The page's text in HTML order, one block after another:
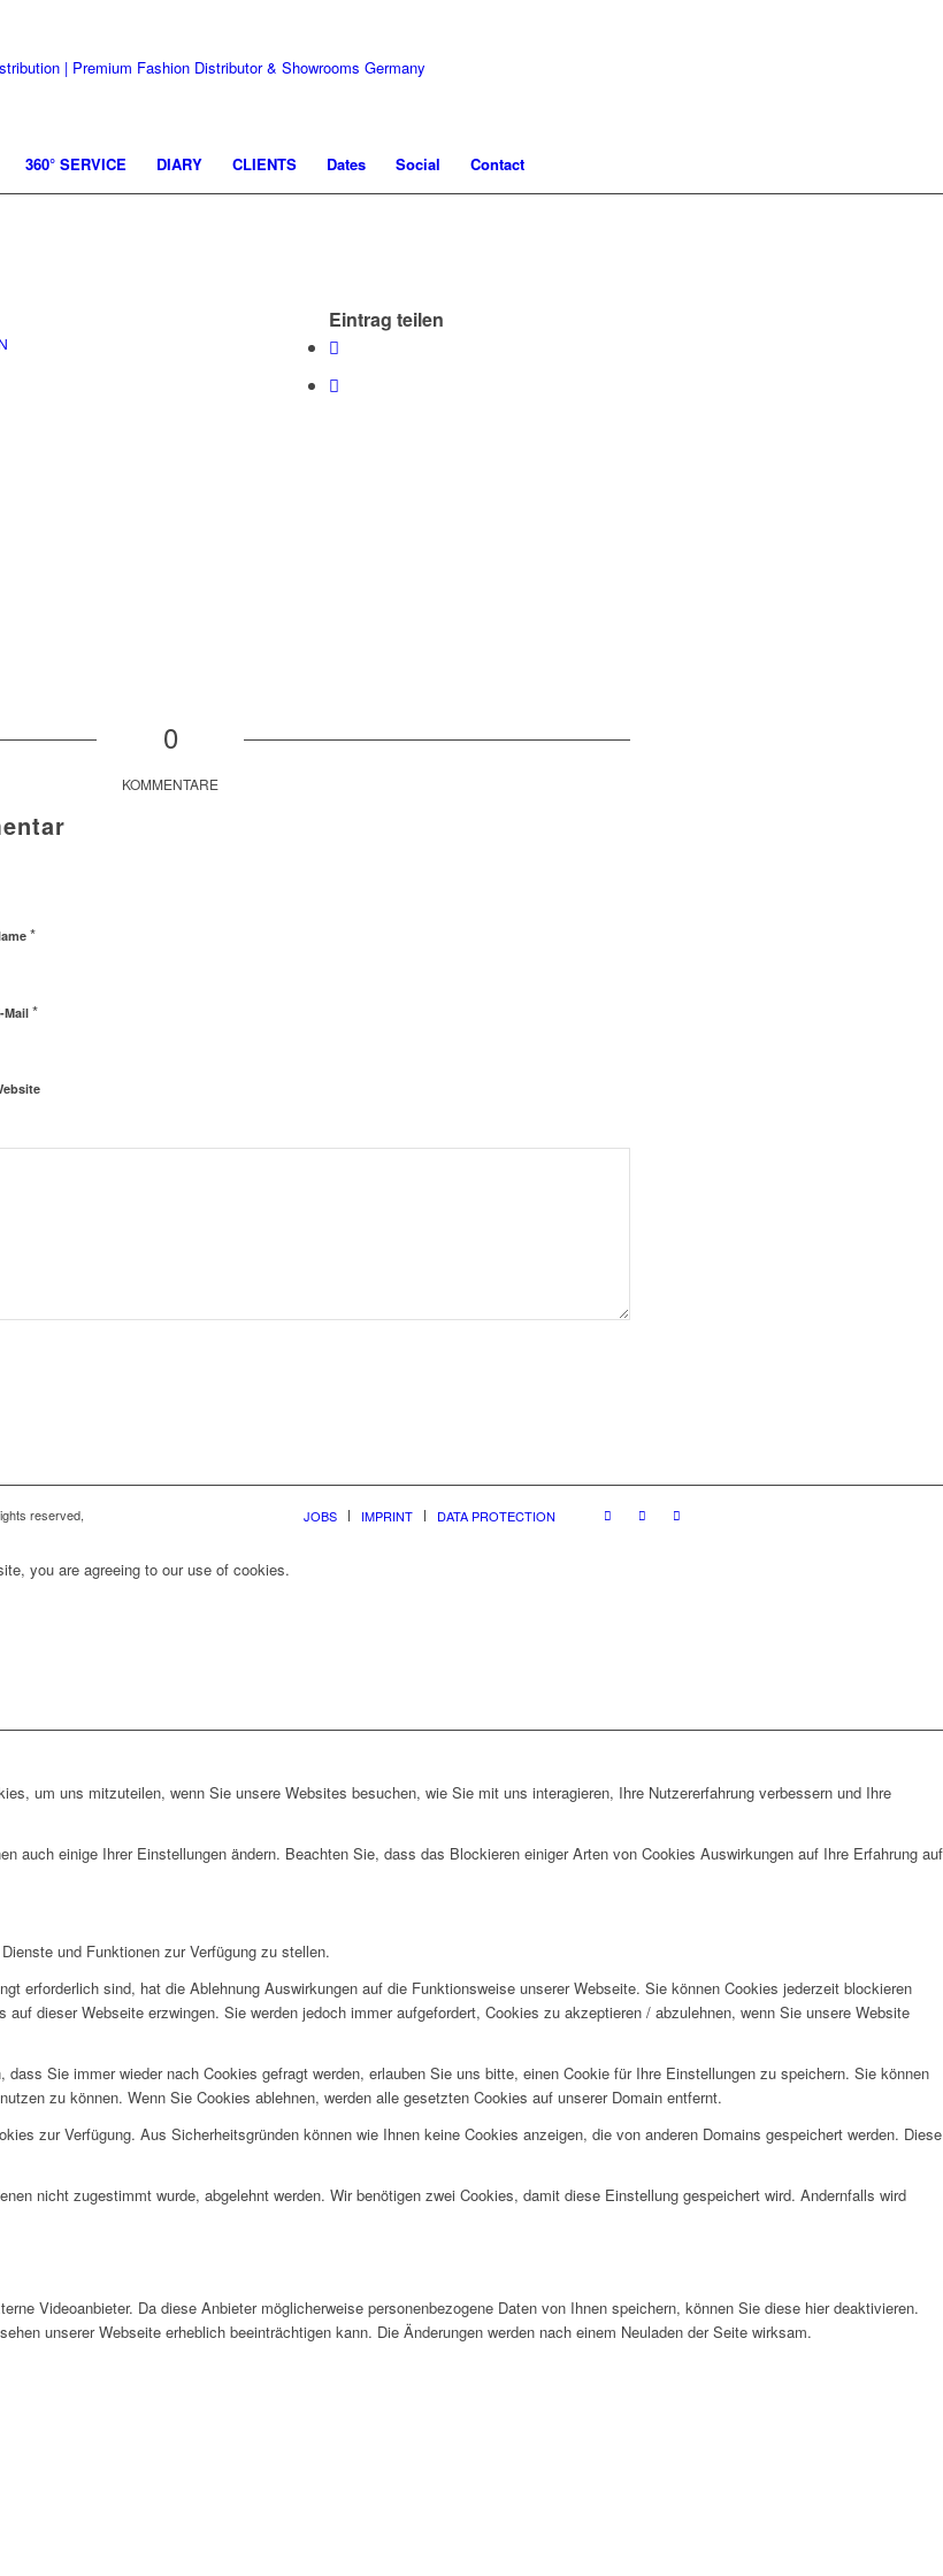
360° SERVICE DIARY CLIENTS Dates Social Contact
Eintrag teilen
0
KOMMENTARE
*
Mail*
reserved, JOBS IMPRINT DATA PROTECTION
you are agreeing to our use of cookies.
um uns mitzuteilen, wenn Sie unsere Websites besuchen, wie Sie mit uns interagieren, Ihre Nutzererfahrung verbessern und Ihre
auch einige Ihrer Einstellungen ändern. Beachten Sie, dass das Blockieren einiger Arten von Cookies Auswirkungen auf Ihre Erfahrung auf
und Funktionen zur Verfügung zu stellen.
erforderlich sind, hat die Ablehnung Auswirkungen auf die Funktionsweise unserer Webseite. Sie können Cookies jederzeit blockieren
dieser Webseite erzwingen. Sie werden jedoch immer aufgefordert, Cookies zu akzeptieren / abzulehnen, wenn Sie unsere Website
Sie immer wieder nach Cookies gefragt werden, erlauben Sie uns bitte, einen Cookie für Ihre Einstellungen zu speichern. Sie können
zu können. Wenn Sie Cookies ablehnen, werden alle gesetzten Cookies auf unserer Domain entfernt.
zur Verfügung. Aus Sicherheitsgründen können wie Ihnen keine Cookies anzeigen, die von anderen Domains gespeichert werden. Diese
nicht zugestimmt wurde, abgelehnt werden. Wir benötigen zwei Cookies, damit diese Einstellung gespeichert wird. Andernfalls wird
Videoanbieter. Da diese Anbieter möglicherweise personenbezogene Daten von Ihnen speichern, können Sie diese hier deaktivieren.
unserer Webseite erheblich beeinträchtigen kann. Die Änderungen werden nach einem Neuladen der Seite wirksam.